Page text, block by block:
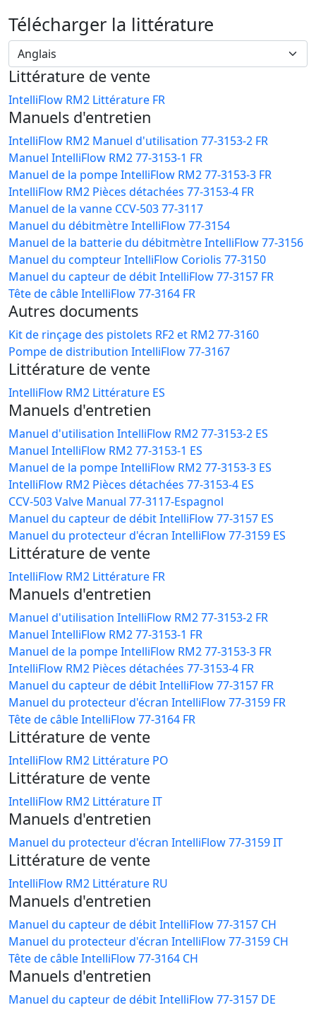
Télécharger la littérature
Littérature de vente
IntelliFlow RM2 Littérature FR
Manuels d'entretien
IntelliFlow RM2 Manuel d'utilisation 77-3153-2 FR
Manuel IntelliFlow RM2 77-3153-1 FR
Manuel de la pompe IntelliFlow RM2 77-3153-3 FR
IntelliFlow RM2 Pièces détachées 77-3153-4 FR
Manuel de la vanne CCV-503 77-3117
Manuel du débitmètre IntelliFlow 77-3154
Manuel de la batterie du débitmètre IntelliFlow 77-3156
Manuel du compteur IntelliFlow Coriolis 77-3150
Manuel du capteur de débit IntelliFlow 77-3157 FR
Tête de câble IntelliFlow 77-3164 FR
Autres documents
Kit de rinçage des pistolets RF2 et RM2 77-3160
Pompe de distribution IntelliFlow 77-3167
Littérature de vente
IntelliFlow RM2 Littérature ES
Manuels d'entretien
Manuel d'utilisation IntelliFlow RM2 77-3153-2 ES
Manuel IntelliFlow RM2 77-3153-1 ES
Manuel de la pompe IntelliFlow RM2 77-3153-3 ES
IntelliFlow RM2 Pièces détachées 77-3153-4 ES
CCV-503 Valve Manual 77-3117-Espagnol
Manuel du capteur de débit IntelliFlow 77-3157 ES
Manuel du protecteur d'écran IntelliFlow 77-3159 ES
Littérature de vente
IntelliFlow RM2 Littérature FR
Manuels d'entretien
Manuel d'utilisation IntelliFlow RM2 77-3153-2 FR
Manuel IntelliFlow RM2 77-3153-1 FR
Manuel de la pompe IntelliFlow RM2 77-3153-3 FR
IntelliFlow RM2 Pièces détachées 77-3153-4 FR
Manuel du capteur de débit IntelliFlow 77-3157 FR
Manuel du protecteur d'écran IntelliFlow 77-3159 FR
Tête de câble IntelliFlow 77-3164 FR
Littérature de vente
IntelliFlow RM2 Littérature PO
Littérature de vente
IntelliFlow RM2 Littérature IT
Manuels d'entretien
Manuel du protecteur d'écran IntelliFlow 77-3159 IT
Littérature de vente
IntelliFlow RM2 Littérature RU
Manuels d'entretien
Manuel du capteur de débit IntelliFlow 77-3157 CH
Manuel du protecteur d'écran IntelliFlow 77-3159 CH
Tête de câble IntelliFlow 77-3164 CH
Manuels d'entretien
Manuel du capteur de débit IntelliFlow 77-3157 DE